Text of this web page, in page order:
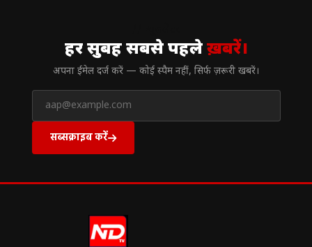
हर सुबह सबसे पहलेख़बरें।
अपना ईमेल दर्ज करें — कोई स्पैम नहीं, सिर्फ ज़रूरी खबरें।
सब्सक्राइब करें